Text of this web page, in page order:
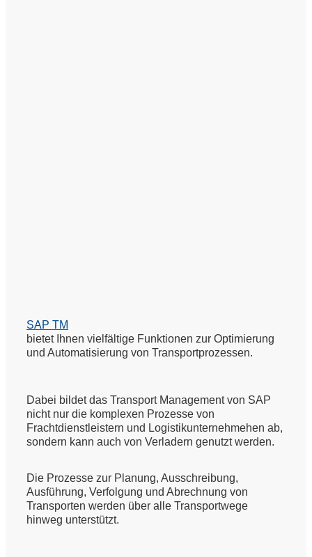
SAP TM
bietet Ihnen vielfältige Funktionen zur Optimierung
und Automatisierung von Transportprozessen.
Dabei bildet das Transport Management von SAP
nicht nur die komplexen Prozesse von
Frachtdienstleistern und Logistikunternehmehen ab,
sondern kann auch von Verladern genutzt werden.
Die Prozesse zur Planung, Ausschreibung,
Ausführung, Verfolgung und Abrechnung von
Transporten werden über alle Transportwege
hinweg unterstützt.